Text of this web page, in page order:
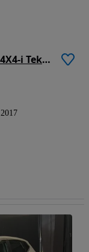
Nissan Qashqai 1.6 DCI Start/Stop 4X4-i Tekna
2017